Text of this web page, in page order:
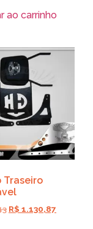
ao carrinho
Traseiro
R$ 1.130,87